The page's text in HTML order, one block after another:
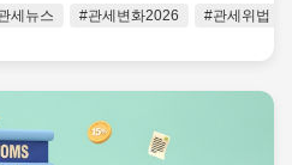
세뉴스 #관세변화2026 #관세위법